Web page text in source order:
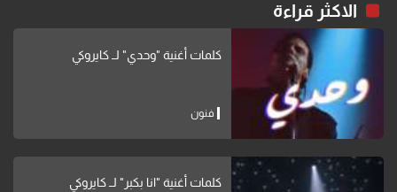
الاكثر قراءة
كلمات أغنية "وحدي" لــ كايروكي
فنون
كلمات أغنية "انا بكبر" لــ كايروكي